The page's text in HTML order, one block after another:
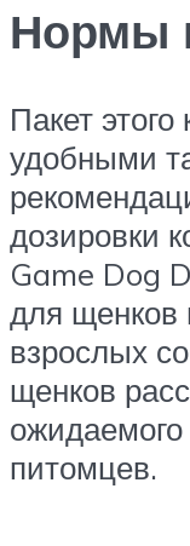
Нормы
Пакет
удобными
дозировки
Game Dog
для щенков
взрослых
щенков
ожидаемого
питомцев.